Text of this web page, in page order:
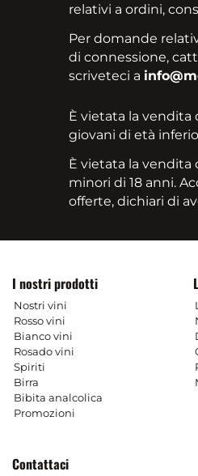
relativi a ordini,
Per domande
di connessione,
scriveteci a
È vietata la vendita
giovani di età
È vietata la vendita
minori di 18 anni.
offerte, dichiari di
I nostri prodotti
Nostri vini
Rosso vini
Bianco vini
Rosado vini
Spiriti
Birra
Bibita analcolica
Promozioni
Contattaci